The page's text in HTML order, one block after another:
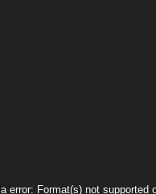
error: Format(s) not supported